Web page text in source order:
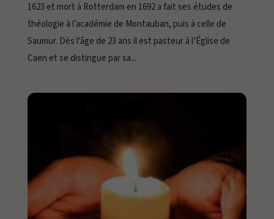
1623 et mort à Rotterdam en 1692 a fait ses études de
théologie à l’académie de Montauban, puis à celle de
Saumur. Dès l’âge de 23 ans il est pasteur à l’Église de
Caen et se distingue par sa...